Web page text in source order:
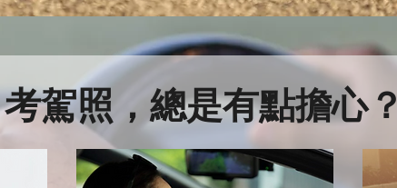
考駕照，總是有點擔心？